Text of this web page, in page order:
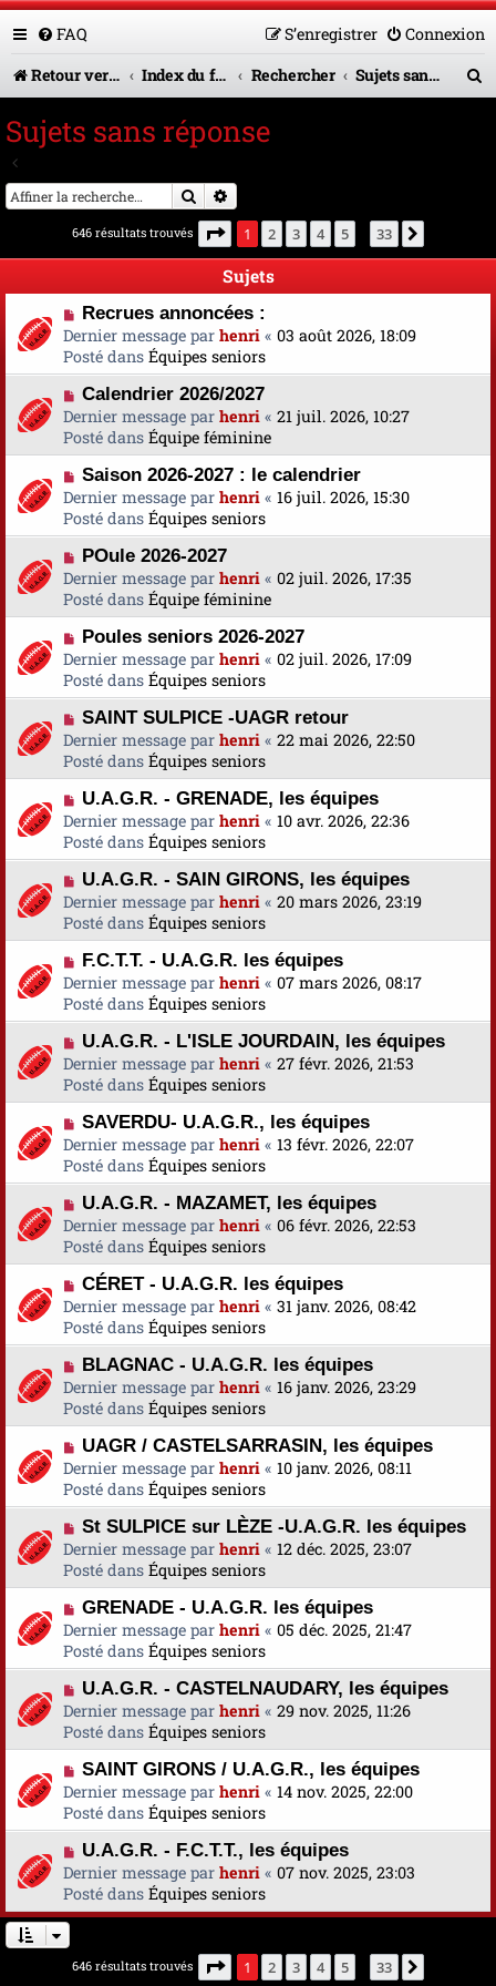
FAQ Connexion
S’enregistrer
Retour vers le site U.A.G.R.
Index du forum Rechercher Sujets sans réponse
Sujets sans réponse
Rechercher
646 résultats trouvés Page 1sur33
1 2 3 4 5 33
Sujets
N
o
u
v
e
a
u
m
e
s
s
a
g
e
Recrues annoncées :
Dernier message par henri « 03 août 2026, 18:09
Posté dans Équipes seniors
N
o
u
v
e
a
u
m
e
s
s
a
g
e
Calendrier 2026/2027
Dernier message par henri « 21 juil. 2026, 10:27
Posté dans Équipe féminine
N
o
u
v
e
a
u
m
e
s
s
a
g
e
Saison 2026-2027 : le calendrier
Dernier message par henri « 16 juil. 2026, 15:30
Posté dans Équipes seniors
N
o
u
v
e
a
u
m
e
s
s
a
g
e
POule 2026-2027
Dernier message par henri « 02 juil. 2026, 17:35
Posté dans Équipe féminine
N
o
u
v
e
a
u
m
e
s
s
a
g
e
Poules seniors 2026-2027
Dernier message par henri « 02 juil. 2026, 17:09
Posté dans Équipes seniors
N
o
u
v
e
a
u
m
e
s
s
a
g
e
SAINT SULPICE -UAGR retour
Dernier message par henri « 22 mai 2026, 22:50
Posté dans Équipes seniors
N
o
u
v
e
a
u
m
e
s
s
a
g
e
U.A.G.R. - GRENADE, les équipes
Dernier message par henri « 10 avr. 2026, 22:36
Posté dans Équipes seniors
N
o
u
v
e
a
u
m
e
s
s
a
g
e
U.A.G.R. - SAIN GIRONS, les équipes
Dernier message par henri « 20 mars 2026, 23:19
Posté dans Équipes seniors
N
o
u
v
e
a
u
m
e
s
s
a
g
e
F.C.T.T. - U.A.G.R. les équipes
Dernier message par henri « 07 mars 2026, 08:17
Posté dans Équipes seniors
N
o
u
v
e
a
u
m
e
s
s
a
g
e
U.A.G.R. - L'ISLE JOURDAIN, les équipes
Dernier message par henri « 27 févr. 2026, 21:53
Posté dans Équipes seniors
N
o
u
v
e
a
u
m
e
s
s
a
g
e
SAVERDU- U.A.G.R., les équipes
Dernier message par henri « 13 févr. 2026, 22:07
Posté dans Équipes seniors
N
o
u
v
e
a
u
m
e
s
s
a
g
e
U.A.G.R. - MAZAMET, les équipes
Dernier message par henri « 06 févr. 2026, 22:53
Posté dans Équipes seniors
N
o
u
v
e
a
u
m
e
s
s
a
g
e
CÉRET - U.A.G.R. les équipes
Dernier message par henri « 31 janv. 2026, 08:42
Posté dans Équipes seniors
N
o
u
v
e
a
u
m
e
s
s
a
g
e
BLAGNAC - U.A.G.R. les équipes
Dernier message par henri « 16 janv. 2026, 23:29
Posté dans Équipes seniors
N
o
u
v
e
a
u
m
e
s
s
a
g
e
UAGR / CASTELSARRASIN, les équipes
Dernier message par henri « 10 janv. 2026, 08:11
Posté dans Équipes seniors
N
o
u
v
e
a
u
m
e
s
s
a
g
e
St SULPICE sur LÈZE -U.A.G.R. les équipes
Dernier message par henri « 12 déc. 2025, 23:07
Posté dans Équipes seniors
N
o
u
v
e
a
u
m
e
s
s
a
g
e
GRENADE - U.A.G.R. les équipes
Dernier message par henri « 05 déc. 2025, 21:47
Posté dans Équipes seniors
N
o
u
v
e
a
u
m
e
s
s
a
e
U.A.G.R. - CASTELNAUDARY, les équipes
Dernier message par henri « 29 nov. 2025, 11:26
Posté dans Équipes seniors
N
o
u
v
e
a
u
m
s
SAINT GIRONS / U.A.G.R., les équipes
Dernier message par henri « 14 nov. 2025, 22:00
Posté dans Équipes seniors
N
o
u
v
u
U.A.G.R. - F.C.T.T., les équipes
Dernier message par henri « 07 nov. 2025, 23:03
Posté dans Équipes seniors
646 résultats trouvés Page 1sur33
1 2 3 4 5 33